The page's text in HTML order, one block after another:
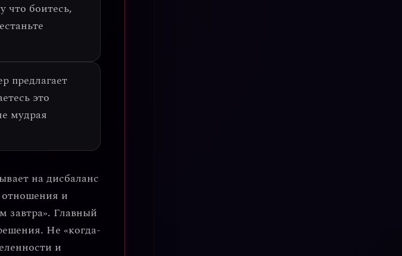
что боитесь,
предлагает
это
мудрая
надисбаланс
отношения и
завтра». Главный
. Не «когда-
и